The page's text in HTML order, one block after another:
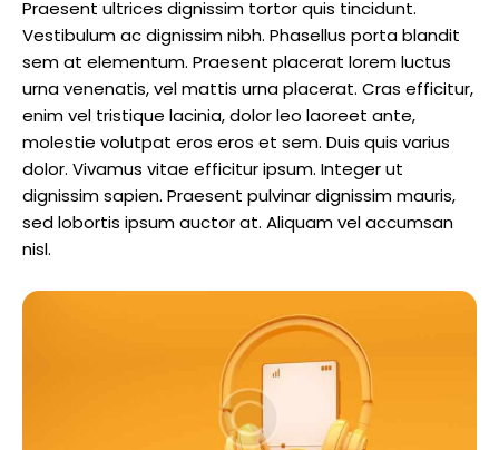
Praesent ultrices dignissim tortor quis tincidunt.
Vestibulum ac dignissim nibh. Phasellus porta blandit
sem at elementum. Praesent placerat lorem luctus
urna venenatis, vel mattis urna placerat. Cras efficitur,
enim vel tristique lacinia, dolor leo laoreet ante,
molestie volutpat eros eros et sem. Duis quis varius
dolor. Vivamus vitae efficitur ipsum. Integer ut
dignissim sapien. Praesent pulvinar dignissim mauris,
sed lobortis ipsum auctor at. Aliquam vel accumsan
nisl.